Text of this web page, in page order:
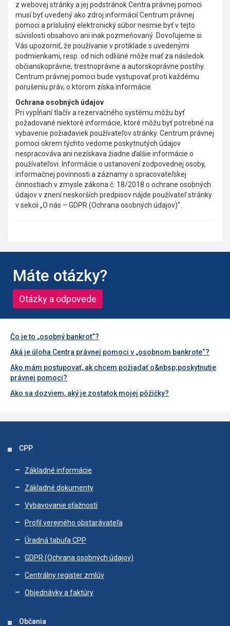
z webovej stránky a jej podstránok Centra právnej pomoci
musí byť uvedený ako zdroj informácií Centrum právnej
pomoci a príslušný elektronický súbor nesmie byť v tejto
súvislosti obsahovo ani inak pozmeňovaný .Dovoľujeme si
Vás upozorniť, že používanie v protiklade s uvedenými
podmienkami, resp. od nich odlišné môže mať za následok
občianskoprávne, trestnoprávne a autorskoprávne postihy.
Centrum právnej pomoci bude vystupovať proti každému
porušeniu práv, o ktorom získa informácie.
Ochrana osobných údajov
Pri vypĺňaní tlačív a rezervačného systému môžu byť
požadované niektoré informácie, ktoré môžu byť potrebné na
vybavenie požiadaviek používateľov stránky. Centrum právnej
pomoci okrem týchto vedome poskytnutých údajov
nespracováva ani nezískava žiadne ďalšie informácie o
používateľovi. Informácie o ustanovení zodpovednej osoby,
informačnej povinnosti a záznamy o spracovateľskej
činnostiach v zmysle zákona č. 18/2018 o ochrane osobných
údajov v znení neskorších predpisov nájde používateľ stránky
v sekcii „O nás – GDPR (Ochrana osobných údajov)“.
Máte otázky?
Otázky a odpovede
Čo je to „osobný bankrot“?
Aká je úloha Centra právnej pomoci v „osobnom bankrote“?
Ako mám postupovať, ak chcem požiadať o&nbsp;poskytnutie
právnej pomoci?
Ako sa dozviem, aký je zostatok mojej pôžičky?
CPP
Základné informácie
Základné dokumenty
Vybavovanie sťažností
Profil verejného obstarávateľa
Úradná tabuľa CPP
GDPR (Ochrana osobných údajov)
Centrálny register zmlúv
Objednávky a faktúry
Občania